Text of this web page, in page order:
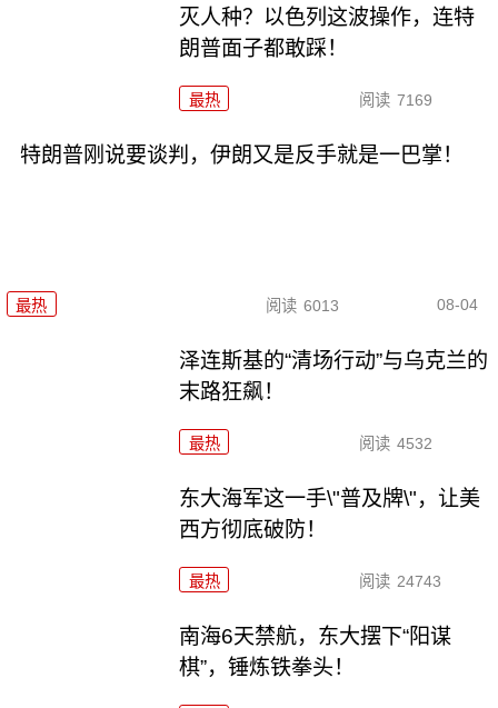
灭人种？以色列这波操作，连特
朗普面子都敢踩！
最热 阅读 7169
特朗普刚说要谈判，伊朗又是反手就是一巴掌！
最热 阅读 6013 08-04
泽连斯基的“清场行动”与乌克兰的
末路狂飙！
最热 阅读 4532
东大海军这一手\"普及牌\"，让美
西方彻底破防！
最热 阅读 24743
南海6天禁航，东大摆下“阳谋
棋”，锤炼铁拳头！